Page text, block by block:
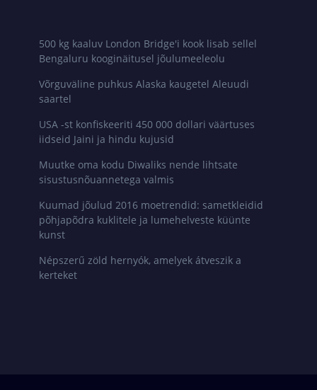
500 kg kaaluv London Bridge'i kook lisab sellel
Bengaluru kooginäitusel jõulumeeleolu
Võrguväline puhkus Alaska kaugetel Aleuudi
saartel
USA -st konfiskeeriti 450 000 dollari väärtuses
iidseid Jaini ja hindu kujusid
Muutke oma kodu Diwaliks nende lihtsate
sisustusnõuannetega valmis
Kuumad jõulud 2016 moetrendid: sametkleidid
põhjapõdra kuklitele ja lumehelveste küünte
kunst
Népszerű zöld hernyók, amelyek átveszik a
kerteket